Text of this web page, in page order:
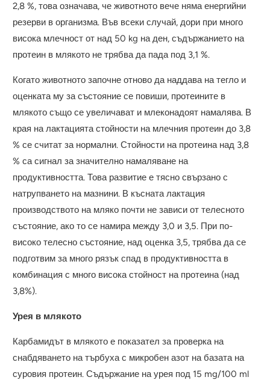
2,8 %, това означава, че животното вече няма енергийни
резерви в организма. Във всеки случай, дори при много
висока млечност от над 50 kg на ден, съдържанието на
протеин в млякото не трябва да пада под 3,1 %.
Когато животното започне отново да наддава на тегло и
оценката му за състояние се повиши, протеините в
млякото също се увеличават и млеконадоят намалява. В
края на лактацията стойности на млечния протеин до 3,8
% се считат за нормални. Стойности на протеина над 3,8
% са сигнал за значително намаляване на
продуктивността. Това развитие е тясно свързано с
натрупването на мазнини. В късната лактация
производството на мляко почти не зависи от телесното
състояние, ако то се намира между 3,0 и 3,5. При по-
високо телесно състояние, над оценка 3,5, трябва да се
подготвим за много рязък спад в продуктивността в
комбинация с много висока стойност на протеина (над
3,8%).
Урея в млякото
Карбамидът в млякото е показател за проверка на
снабдяването на търбуха с микробен азот на базата на
суровия протеин. Съдържание на урея под 15 mg/100 ml